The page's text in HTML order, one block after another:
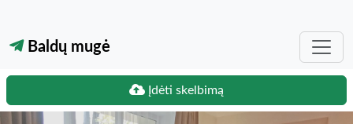
Baldų mugė
Įdėti skelbimą